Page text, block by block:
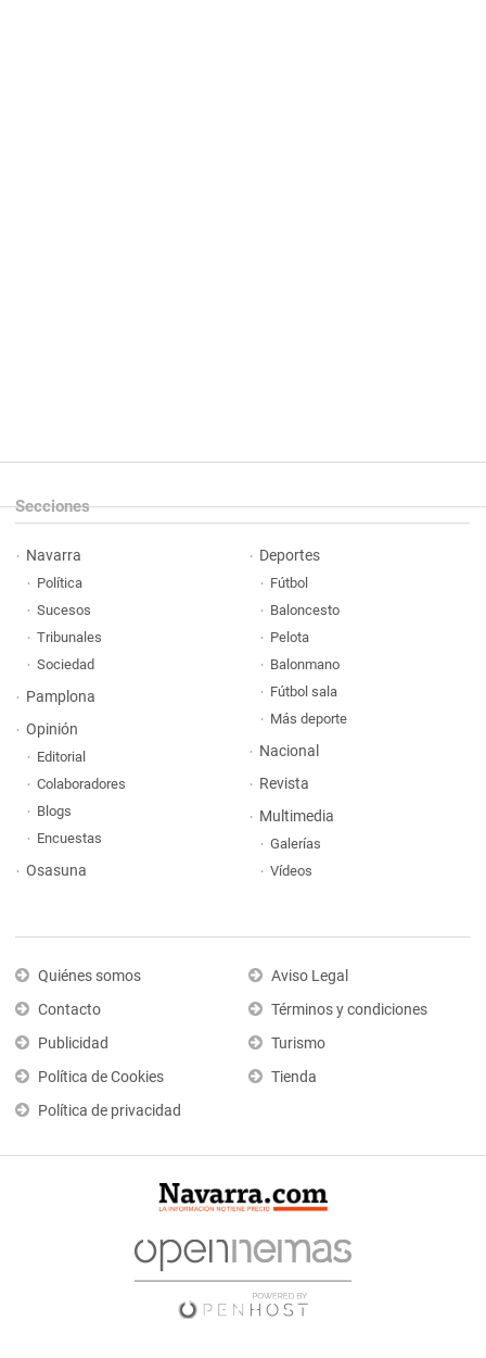
Secciones
Navarra
Política
Sucesos
Tribunales
Sociedad
Pamplona
Opinión
Editorial
Colaboradores
Blogs
Encuestas
Osasuna
Deportes
Fútbol
Baloncesto
Pelota
Balonmano
Fútbol sala
Más deporte
Nacional
Revista
Multimedia
Galerías
Vídeos
Quiénes somos
Contacto
Publicidad
Política de Cookies
Política de privacidad
Aviso Legal
Términos y condiciones
Turismo
Tienda